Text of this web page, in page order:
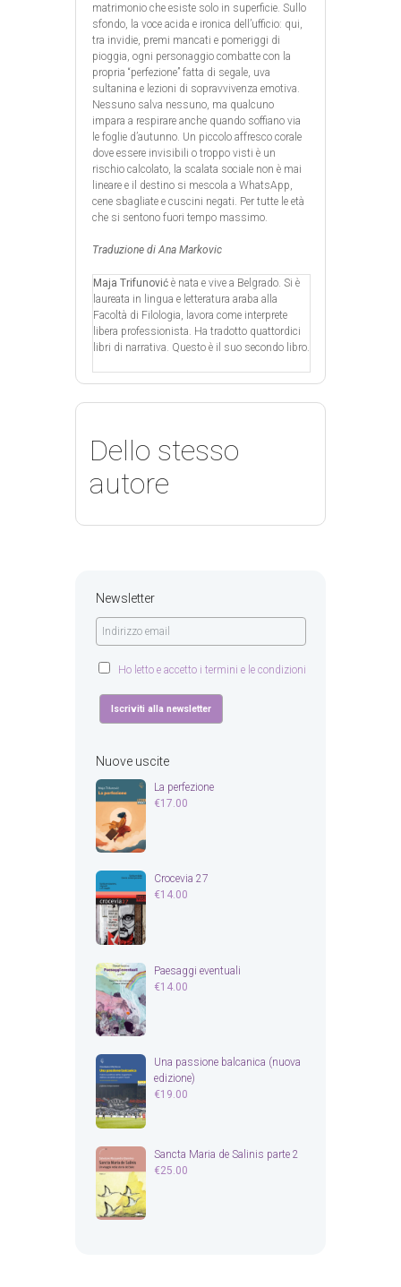
matrimonio che esiste solo in superficie. Sullo
sfondo, la voce acida e ironica dell’ufficio: qui,
tra invidie, premi mancati e pomeriggi di
pioggia, ogni personaggio combatte con la
propria “perfezione” fatta di segale, uva
sultanina e lezioni di sopravvivenza emotiva.
Nessuno salva nessuno, ma qualcuno
impara a respirare anche quando soffiano via
le foglie d’autunno. Un piccolo affresco corale
dove essere invisibili o troppo visti è un
rischio calcolato, la scalata sociale non è mai
lineare e il destino si mescola a WhatsApp,
cene sbagliate e cuscini negati. Per tutte le età
che si sentono fuori tempo massimo.
Traduzione di Ana Markovic
Maja Trifunović è nata e vive a Belgrado. Si è
laureata in lingua e letteratura araba alla
Facoltà di Filologia, lavora come interprete
libera professionista. Ha tradotto quattordici
libri di narrativa. Questo è il suo secondo libro.
Dello stesso
autore
Newsletter
Ho letto e accetto i termini e le condizioni
Nuove uscite
La perfezione
€17.00
Crocevia 27
€14.00
Paesaggi eventuali
€14.00
Una passione balcanica (nuova
edizione)
€19.00
Sancta Maria de Salinis parte 2
€25.00